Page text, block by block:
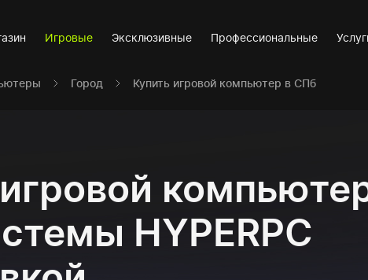
Игровые Эксклюзивные Профессиональные
Город Купить игровой компьютер в СПб
HYPERPC